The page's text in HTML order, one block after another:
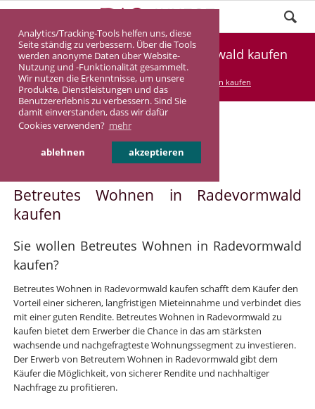
Analytics/Tracking-Tools helfen uns, diese
Seite ständig zu verbessern. Über die Tools
werden anonyme Daten über Website-
Nutzung und -Funktionalität gesammelt.
Wir nutzen die Erkenntnisse, um unsere
Produkte, Dienstleistungen und das
Benutzererlebnis zu verbessern. Sind Sie
damit einverstanden, dass wir dafür
Cookies verwenden? mehr
ablehnen akzeptieren
Betreutes Wohnen in Radevormwald kaufen
DASINVEST Service Betreutes Wohnen kaufen
Betreutes Wohnen in
Radevormwald
Betreutes Wohnen in Radevormwald
kaufen
Sie wollen Betreutes Wohnen in Radevormwald
kaufen?
Betreutes Wohnen in Radevormwald kaufen schafft dem Käufer den
Vorteil einer sicheren, langfristigen Mieteinnahme und verbindet dies
mit einer guten Rendite. Betreutes Wohnen in Radevormwald zu
kaufen bietet dem Erwerber die Chance in das am stärksten
wachsende und nachgefragteste Wohnungssegment zu investieren.
Der Erwerb von Betreutem Wohnen in Radevormwald gibt dem
Käufer die Möglichkeit, von sicherer Rendite und nachhaltiger
Nachfrage zu profitieren.